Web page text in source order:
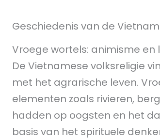
Geschiedenis van de
Vroege wortels: animisme en
De Vietnamese volksreligie
met het agrarische leven.
elementen zoals rivieren,
hadden op oogsten en het
basis van het spirituele